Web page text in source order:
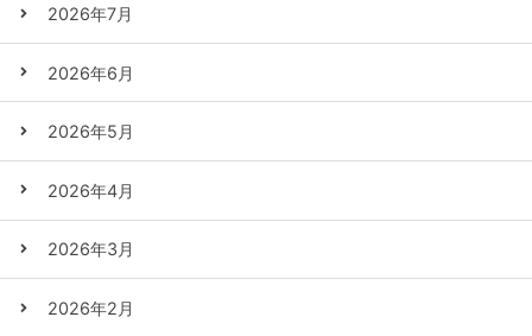
2026年7月
2026年6月
2026年5月
2026年4月
2026年3月
2026年2月